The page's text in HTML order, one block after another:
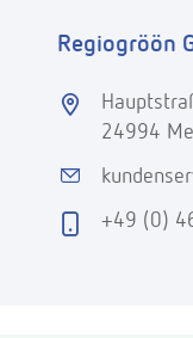
Regiogröön
24994
+49 (0)